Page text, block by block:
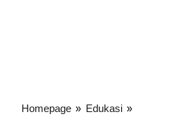
Homepage » Edukasi »